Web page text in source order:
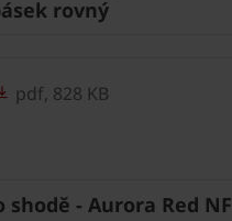
rovný
pdf, 828 KB
shodě - Aurora Red NF